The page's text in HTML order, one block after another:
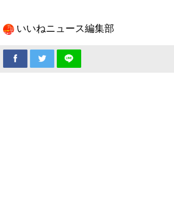
いいねニュース編集部